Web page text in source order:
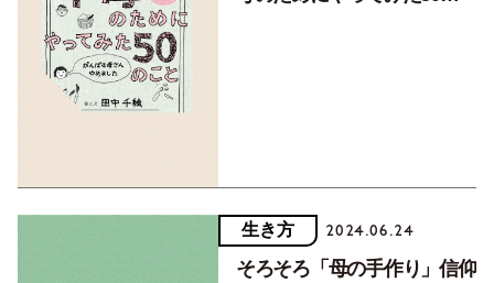
生き方 2024.06.24
そろそろ「母の手作り」信仰